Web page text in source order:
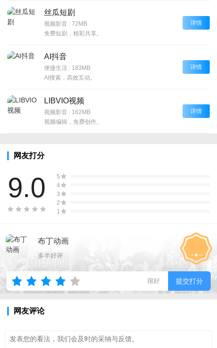
丝瓜短剧
视频影音 | 72MB
免费短剧，精彩共享。
详情
AI抖音
便捷生活 | 183MB
AI搜索，高效互动。
详情
LIBVIO视频
视频影音 | 162MB
视频编辑，免费创作。
详情
网友打分
9.0
5
4
3
2
1
布丁动画
多半好评
很好 提交打分
网友评论